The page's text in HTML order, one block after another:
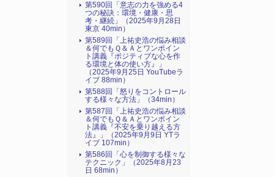
第590回「意志の力を強める4
つの秘訣：環境・健康・思
考・継続」（2025年9月28日
東京 40min）
第589回「上祐史浩の悩み相談
＆何でもＱ＆Ａとワンポイン
ト講義『ポジティブな心を作
る環境と体の使い方』​」
（2025年9月25日 YouTubeラ
イブ 88min）
第588回「怒りをコントロール
する様々な方法」（34min）
第587回「上祐史浩の悩み相談
＆何でもＱ＆Ａとワンポイン
ト講義『不安を乗り越える方
法』​」（2025年9月9日 YTラ
イブ 107min）
第586回「心を制御する様々な
テクニック」（2025年8月23
日 68min）